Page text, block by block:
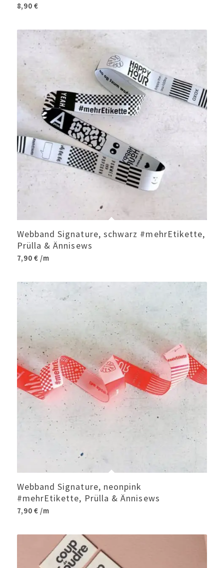
8,90 €
Webband Signature, schwarz #mehrEtikette,
Prülla & Ännisews
7,90 € /m
Webband Signature, neonpink
#mehrEtikette, Prülla & Ännisews
7,90 € /m